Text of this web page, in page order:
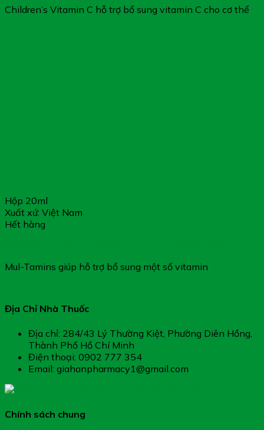
Children’s Vitamin C hỗ trợ bổ sung vitamin C cho cơ thể
Hộp 20ml
Xuất xứ: Việt Nam
Hết hàng
Mul-Tamins giúp hỗ trợ bổ sung một số vitamin
Địa Chỉ Nhà Thuốc
Địa chỉ: 284/43 Lý Thường Kiệt, Phường Diên Hồng,
Thành Phố Hồ Chí Minh
Điện thoại: 0902 777 354
Email: giahanpharmacy1@gmail.com
Chính sách chung